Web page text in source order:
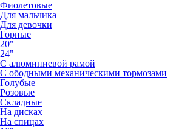
Фиолетовые
Для мальчика
Для девочки
Горные
20"
24"
С алюминиевой рамой
С ободными механическими тормозами
Голубые
Розовые
Складные
На дисках
На спицах